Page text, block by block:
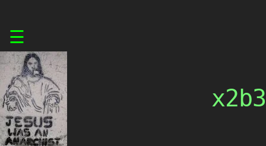
content
☰
x2b3